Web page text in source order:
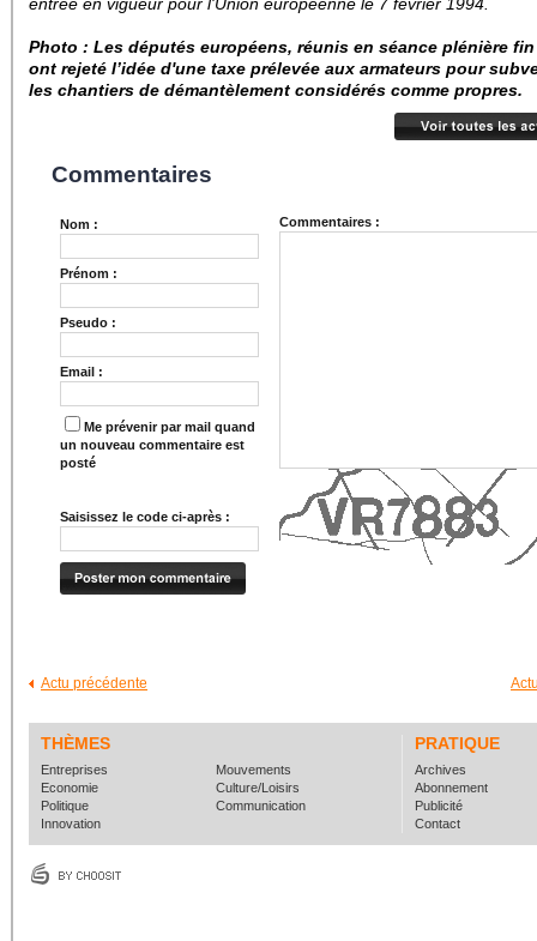
Photo : Les députés européens, réunis en séance plénière
ont rejeté l’idée d'une taxe prélevée aux armateurs pour
les chantiers de démantèlement considérés comme propres.
Commentaires
Nom :
Prénom :
Pseudo :
Email :
Me prévenir par mail quand
un nouveau commentaire est
posté
Saisissez le code ci-après :
Commentaires :
Actu précédente
THÈMES PRATIQUE
Entreprises
Economie
Politique
Innovation
Mouvements
Culture/Loisirs
Communication
Archives
Abonnement
Publicité
Contact